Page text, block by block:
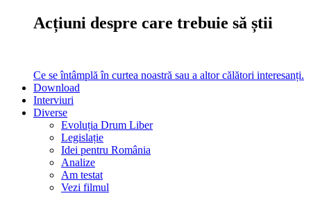
Acțiuni despre care trebuie să știi
Ce se întâmplă în curtea noastră sau a altor călători interesanți.
Download
Interviuri
Diverse
Evoluția Drum Liber
Legislație
Idei pentru România
Analize
Am testat
Vezi filmul